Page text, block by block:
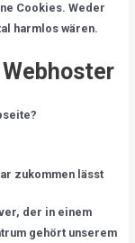
Cookies. Weder
harmlos wären.
zukommen lässt
der in einem
gehört unserem